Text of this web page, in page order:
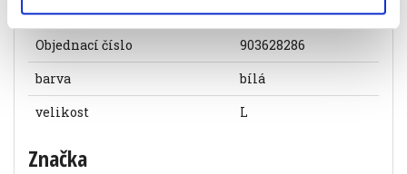
Specifikace produktu
Objednací číslo
903628286
barva
bílá
velikost
L
Značka